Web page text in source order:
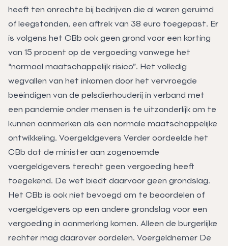
heeft ten onrechte bij bedrijven die al waren geruimd
of leegstonden, een aftrek van 38 euro toegepast. Er
is volgens het CBb ook geen grond voor een korting
van 15 procent op de vergoeding vanwege het
“normaal maatschappelijk risico”. Het volledig
wegvallen van het inkomen door het vervroegde
beëindigen van de pelsdierhouderij in verband met
een pandemie onder mensen is te uitzonderlijk om te
kunnen aanmerken als een normale maatschappelijke
ontwikkeling. Voergeldgevers Verder oordeelde het
CBb dat de minister aan zogenoemde
voergeldgevers terecht geen vergoeding heeft
toegekend. De wet biedt daarvoor geen grondslag.
Het CBb is ook niet bevoegd om te beoordelen of
voergeldgevers op een andere grondslag voor een
vergoeding in aanmerking komen. Alleen de burgerlijke
rechter mag daarover oordelen. Voergeldnemer De